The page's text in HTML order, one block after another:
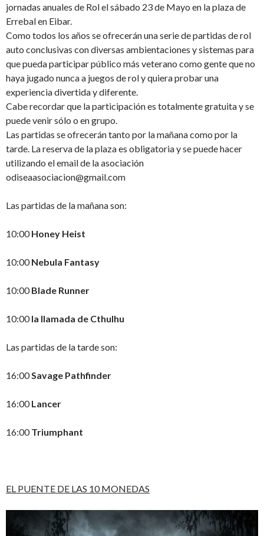
jornadas anuales de Rol el sábado 23 de Mayo en la plaza de
Errebal en Eibar.
Como todos los años se ofrecerán una serie de partidas de rol
auto conclusivas con diversas ambientaciones y sistemas para
que pueda participar público más veterano como gente que no
haya jugado nunca a juegos de rol y quiera probar una
experiencia divertida y diferente.
Cabe recordar que la participación es totalmente gratuita y se
puede venir sólo o en grupo.
Las partidas se ofrecerán tanto por la mañana como por la
tarde. La reserva de la plaza es obligatoria y se puede hacer
utilizando el email de la asociación
odiseaasociacion@gmail.com
Las partidas de la mañana son:
10:00Honey Heist
10:00Nebula Fantasy
10:00Blade Runner
10:00la llamada de Cthulhu
Las partidas de la tarde son:
16:00Savage Pathfinder
16:00Lancer
16:00Triumphant
EL PUENTE DE LAS 10 MONEDAS